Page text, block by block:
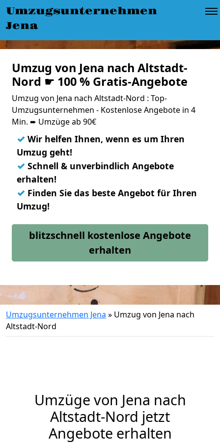
Umzugsunternehmen
Jena
Umzug von Jena nach Altstadt-
Nord ☛ 100 % Gratis-Angebote
Umzug von Jena nach Altstadt-Nord : Top-
Umzugsunternehmen - Kostenlose Angebote in 4
Min. ➨ Umzüge ab 90€
✓ Wir helfen Ihnen, wenn es um Ihren
Umzug geht!
✓ Schnell & unverbindlich Angebote
erhalten!
✓ Finden Sie das beste Angebot für Ihren
Umzug!
blitzschnell kostenlose Angebote
erhalten
Umzugsunternehmen Jena » Umzug von Jena nach
Altstadt-Nord
Umzüge von Jena nach
Altstadt-Nord jetzt
Angebote erhalten